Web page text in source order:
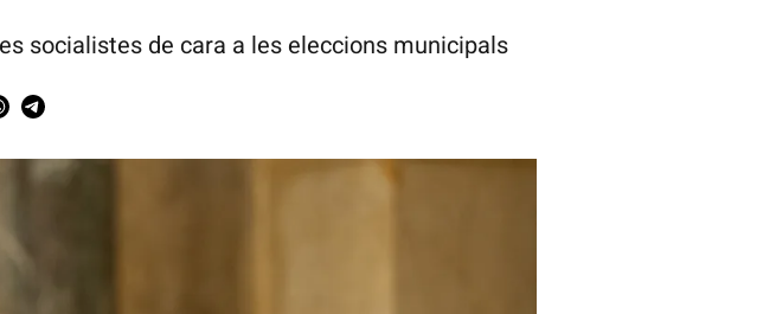
socialistes de cara a les eleccions municipals